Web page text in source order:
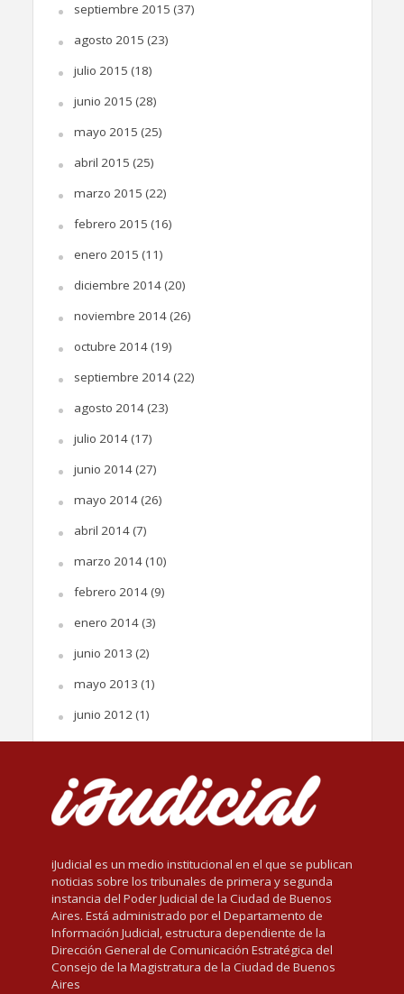
septiembre 2015 (37)
agosto 2015 (23)
julio 2015 (18)
junio 2015 (28)
mayo 2015 (25)
abril 2015 (25)
marzo 2015 (22)
febrero 2015 (16)
enero 2015 (11)
diciembre 2014(20)
noviembre 2014(26)
octubre 2014(19)
septiembre 2014(22)
agosto 2014(23)
julio 2014(17)
junio 2014(27)
mayo 2014(26)
abril 2014(7)
marzo 2014(10)
febrero 2014(9)
enero 2014(3)
junio 2013 (2)
mayo 2013 (1)
junio 2012(1)
iJudicial es un medio institucional en el que se publican
noticias sobre los tribunales de primera y segunda
instancia del Poder Judicial de la Ciudad de Buenos
Aires. Está administrado por el Departamento de
Información Judicial, estructura dependiente de la
Dirección General de Comunicación Estratégica del
Consejo de la Magistratura de la Ciudad de Buenos
Aires